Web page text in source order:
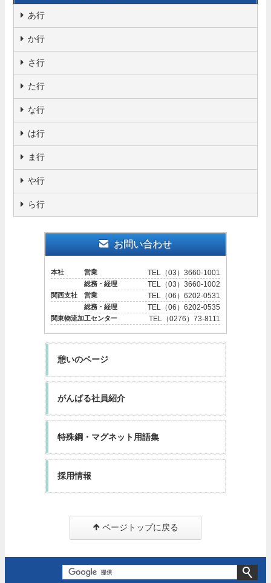
あ行
か行
さ行
た行
な行
は行
ま行
や行
ら行
お問い合わせ
本社 営業 TEL（03）3660-1001
総務・経理 TEL（03）3660-1002
関西支社 営業 TEL（06）6202-0531
総務・経理 TEL（06）6202-0535
関東物流加工センター TEL（0276）73-8111
憩いのページ
がんばる社員紹介
特殊鋼・マグネット用語集
採用情報
ページトップに戻る